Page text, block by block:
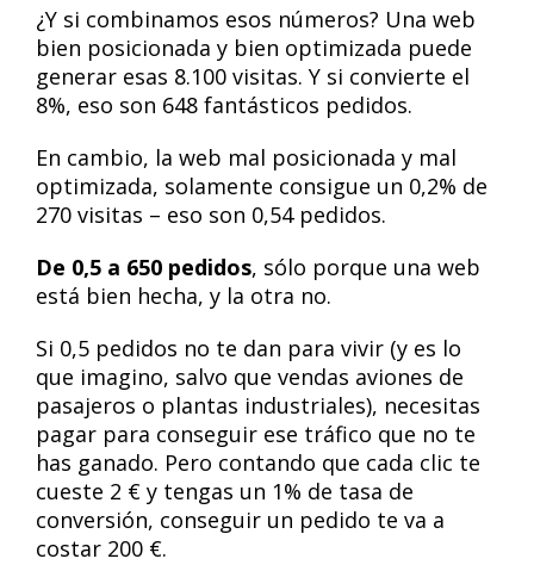
¿Y si combinamos esos números? Una web
bien posicionada y bien optimizada puede
generar esas 8.100 visitas. Y si convierte el
8%, eso son 648 fantásticos pedidos.
En cambio, la web mal posicionada y mal
optimizada, solamente consigue un 0,2% de
270 visitas – eso son 0,54 pedidos.
De 0,5 a 650 pedidos, sólo porque una web
está bien hecha, y la otra no.
Si 0,5 pedidos no te dan para vivir (y es lo
que imagino, salvo que vendas aviones de
pasajeros o plantas industriales), necesitas
pagar para conseguir ese tráfico que no te
has ganado. Pero contando que cada clic te
cueste 2 € y tengas un 1% de tasa de
conversión, conseguir un pedido te va a
costar 200 €.